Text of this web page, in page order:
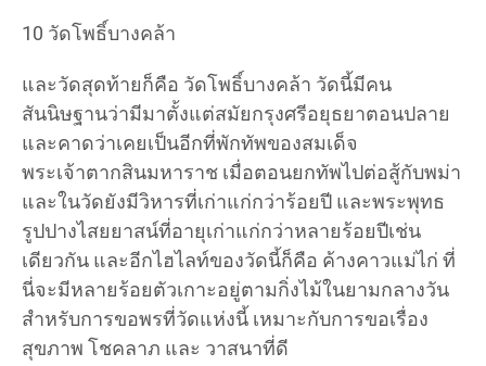
10 วัดโพธิ์บางคล้า
และวัดสุดท้ายก็คือ วัดโพธิ์บางคล้า วัดนี้มีคน
สันนิษฐานว่ามีมาตั้งแต่สมัยกรุงศรีอยุธยาตอนปลาย
และคาดว่าเคยเป็นอีกที่พักทัพของสมเด็จ
พระเจ้าตากสินมหาราช เมื่อตอนยกทัพไปต่อสู้กับพม่า
และในวัดยังมีวิหารที่เก่าแก่กว่าร้อยปี และพระพุทธ
รูปปางไสยยาสน์ที่อายุเก่าแก่กว่าหลายร้อยปีเช่น
เดียวกัน และอีกไฮไลท์ของวัดนี้ก็คือ ค้างคาวแม่ไก่ ที่
นี่จะมีหลายร้อยตัวเกาะอยู่ตามกิ่งไม้ในยามกลางวัน
สำหรับการขอพรที่วัดแห่งนี้ เหมาะกับการขอเรื่อง
สุขภาพ โชคลาภ และ วาสนาที่ดี